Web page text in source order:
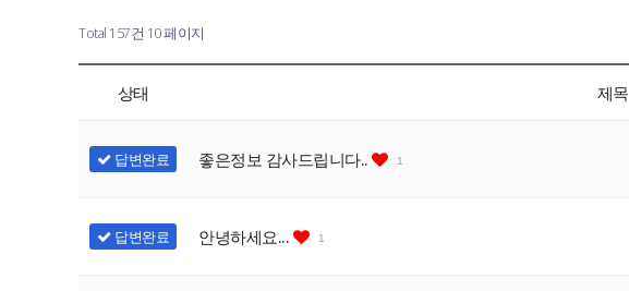
Total 157건 10 페이지
상태 제목
답변완료 좋은정보 감사드립니다.. 1
답변완료 안녕하세요... 1